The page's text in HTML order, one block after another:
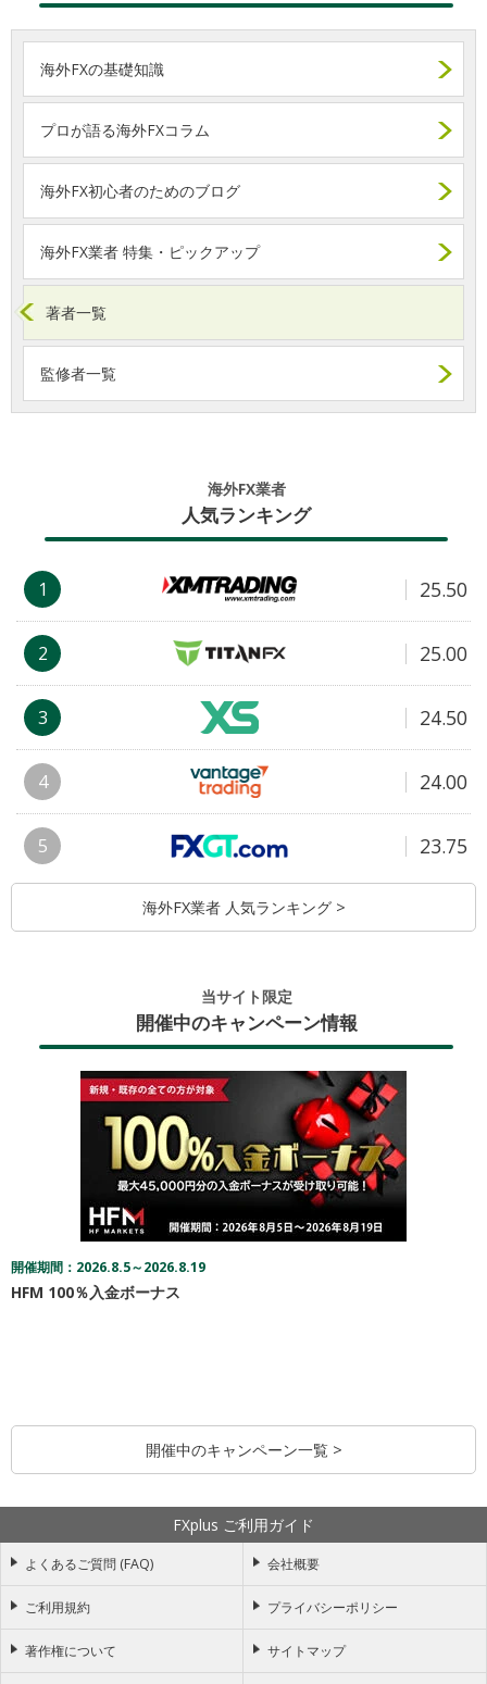
海外FXの基礎知識
プロが語る海外FXコラム
海外FX初心者のためのブログ
海外FX業者 特集・ピックアップ
著者一覧
監修者一覧
海外FX業者
人気ランキング
1 25.50
2 25.00
3 24.50
4 24.00
5 23.75
海外FX業者 人気ランキング >
当サイト限定
開催中のキャンペーン情報
開催期間：2026.8.5～2026.8.19
HFM 100％入金ボーナス
開催中のキャンペーン一覧 >
FXplus ご利用ガイド
よくあるご質問 (FAQ) 会社概要
ご利用規約 プライバシーポリシー
著作権について サイトマップ